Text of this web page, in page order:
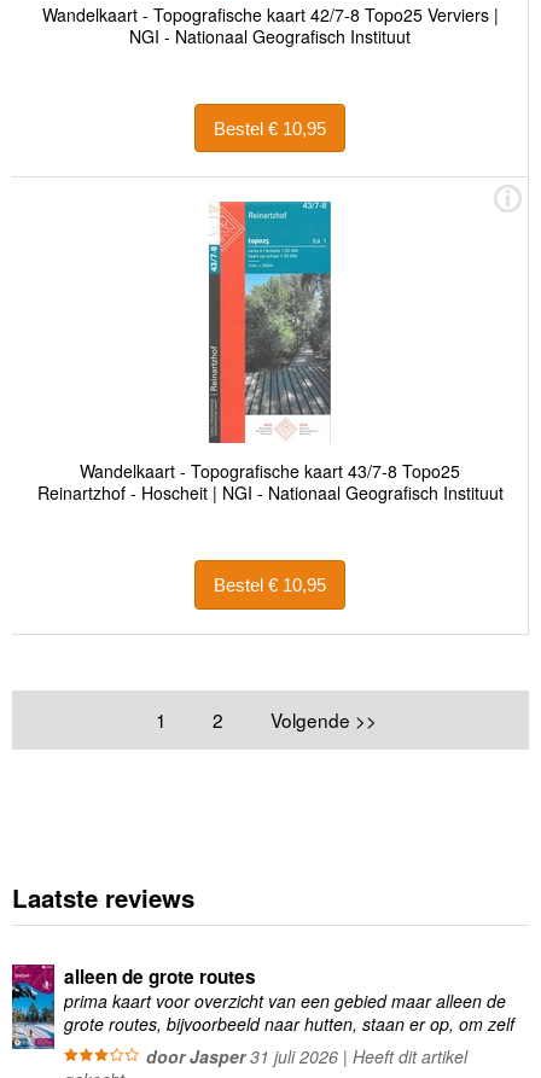
Wandelkaart - Topografische kaart 42/7-8 Topo25 Verviers |
NGI - Nationaal Geografisch Instituut
Bestel € 10,95
Wandelkaart - Topografische kaart 43/7-8 Topo25
Reinartzhof - Hoscheit | NGI - Nationaal Geografisch Instituut
Bestel € 10,95
1 2 Volgende >>
Laatste reviews
alleen de grote routes
prima kaart voor overzicht van een gebied maar alleen de
grote routes, bijvoorbeeld naar hutten, staan er op, om zelf
wandelingen te plannen minder geschikt
door Jasper31 juli 2026 | Heeft dit artikel